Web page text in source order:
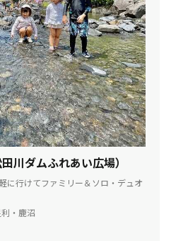
川ダムふれあい広場）
に行けてファミリー＆ソロ・デュオ
・鹿沼